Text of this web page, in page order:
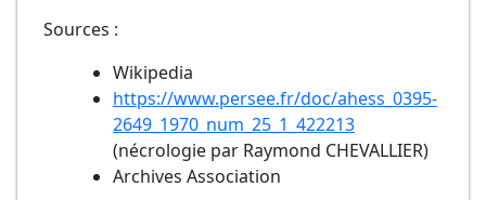
Sources :
Wikipedia
https://www.persee.fr/doc/ahess_0395-
2649_1970_num_25_1_422213
(nécrologie par Raymond CHEVALLIER)
Archives Association